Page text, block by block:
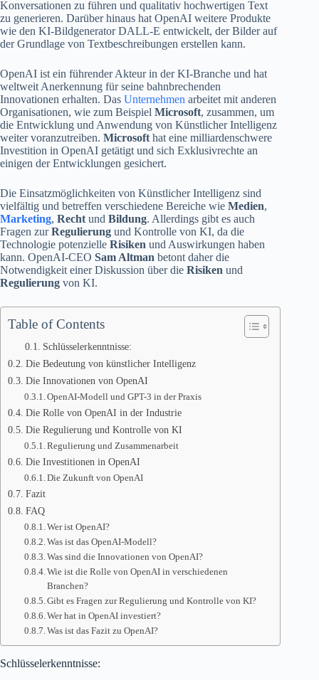
Konversationen zu führen und qualitativ hochwertigen Text
zu generieren. Darüber hinaus hat OpenAI weitere Produkte
wie den KI-Bildgenerator DALL-E entwickelt, der Bilder auf
der Grundlage von Textbeschreibungen erstellen kann.
OpenAI ist ein führender Akteur in der KI-Branche und hat
weltweit Anerkennung für seine bahnbrechenden
Innovationen erhalten. Das Unternehmen arbeitet mit anderen
Organisationen, wie zum Beispiel Microsoft, zusammen, um
die Entwicklung und Anwendung von Künstlicher Intelligenz
weiter voranzutreiben. Microsoft hat eine milliardenschwere
Investition in OpenAI getätigt und sich Exklusivrechte an
einigen der Entwicklungen gesichert.
Die Einsatzmöglichkeiten von Künstlicher Intelligenz sind
vielfältig und betreffen verschiedene Bereiche wie Medien,
Marketing, Recht und Bildung. Allerdings gibt es auch
Fragen zurRegulierung und Kontrolle von KI, da die
Technologie potenzielle Risiken und Auswirkungen haben
kann. OpenAI-CEO Sam Altman betont daher die
Notwendigkeit einer Diskussion über die Risiken und
Regulierung von KI.
Table of Contents
Schlüsselerkenntnisse:
Die Bedeutung von künstlicher Intelligenz
Die Innovationen von OpenAI
OpenAI-Modell und GPT-3 in der Praxis
Die Rolle von OpenAI in der Industrie
Die Regulierung und Kontrolle von KI
Regulierung und Zusammenarbeit
Die Investitionen in OpenAI
Die Zukunft von OpenAI
Fazit
FAQ
Wer ist OpenAI?
Was ist das OpenAI-Modell?
Was sind die Innovationen von OpenAI?
Wie ist die Rolle von OpenAI in verschiedenen
Branchen?
Gibt es Fragen zur Regulierung und Kontrolle von KI?
Wer hat in OpenAI investiert?
Was ist das Fazit zu OpenAI?
Schlüsselerkenntnisse: